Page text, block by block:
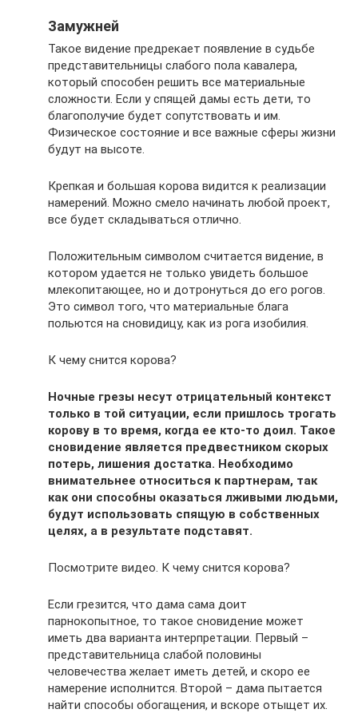
Замужней
Такое видение предрекает появление в судьбе
представительницы слабого пола кавалера,
который способен решить все материальные
сложности. Если у спящей дамы есть дети, то
благополучие будет сопутствовать и им.
Физическое состояние и все важные сферы жизни
будут на высоте.
Крепкая и большая корова видится к реализации
намерений. Можно смело начинать любой проект,
все будет складываться отлично.
Положительным символом считается видение, в
котором удается не только увидеть большое
млекопитающее, но и дотронуться до его рогов.
Это символ того, что материальные блага
польются на сновидицу, как из рога изобилия.
К чему снится корова?
Ночные грезы несут отрицательный контекст
только в той ситуации, если пришлось трогать
корову в то время, когда ее кто-то доил. Такое
сновидение является предвестником скорых
потерь, лишения достатка. Необходимо
внимательнее относиться к партнерам, так
как они способны оказаться лживыми людьми,
будут использовать спящую в собственных
целях, а в результате подставят.
Посмотрите видео. К чему снится корова?
Если грезится, что дама сама доит
парнокопытное, то такое сновидение может
иметь два варианта интерпретации. Первый –
представительница слабой половины
человечества желает иметь детей, и скоро ее
намерение исполнится. Второй – дама пытается
найти способы обогащения, и вскоре отыщет их.